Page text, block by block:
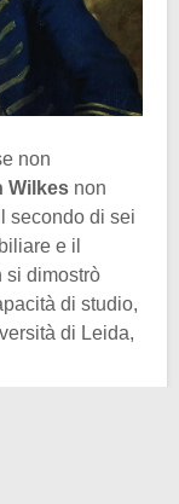
non
Wilkes non
secondo di sei
e il
si dimostrò
di studio,
di Leida,